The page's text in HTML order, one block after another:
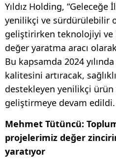
Yıldız Holding, “Geleceğe
yenilikçi ve sürdürülebilir
geliştirirken teknolojiyi
değer yaratma aracı
Bu kapsamda 2024
kalitesini artıracak,
destekleyen yenilikçi
geliştirmeye devam edildi.
Mehmet Tütüncü:
projelerimiz değer
yaratıyor